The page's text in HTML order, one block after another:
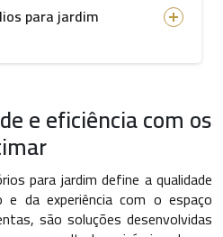
proporciona mais conforto
protege a estrutura
menor desgaste frente à ação
reduz o risco de
a importância de investir em
para jardim
e eficiência com os
para jardim define a qualidade
da experiência com o espaço
são soluções desenvolvidas